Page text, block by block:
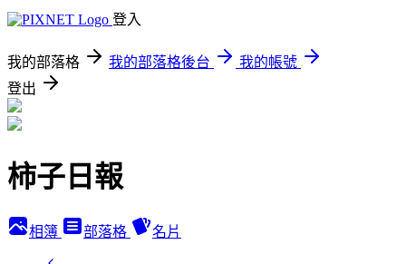
登入
我的部落格 我的部落格後台
我的帳號
登出
柿子日報
相簿 部落格 名片